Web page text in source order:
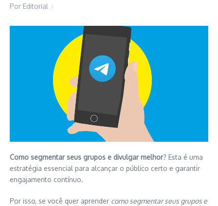
Por Editorial
Como segmentar seus grupos e divulgar melhor? Esta é uma
estratégia essencial para alcançar o público certo e garantir
engajamento contínuo.
Por isso, se você quer aprender como segmentar seus grupos e